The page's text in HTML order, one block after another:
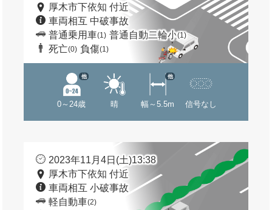
厚木市下依知 付近
車両相互 中破事故
普通乗用車(1) 普通自動二輪小(1)
死亡(0) 負傷(1)
0～24歳
他
晴 幅～5.5m
他
信号なし
2023年11月4日(土)13:38
厚木市下依知 付近
車両相互 小破事故
軽自動車(2)